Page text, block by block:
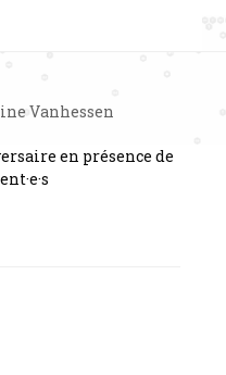
Vanhessen
en présence de